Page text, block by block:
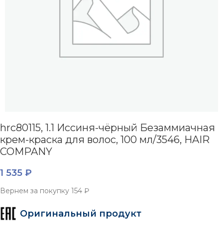
hrc80115, 1.1 Иссиня-чёрный Безаммиачная
крем-краска для волос, 100 мл/3546, HAIR
COMPANY
1 535 ₽
Вернем за покупку 154 ₽
Оригинальный продукт